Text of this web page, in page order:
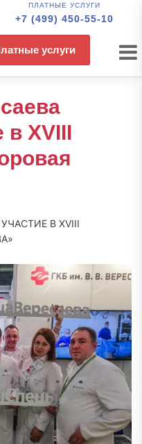
ПЛАТНЫЕ УСЛУГИ
+7 (499) 450-55-10
услуги
в XVIII
В XVIII